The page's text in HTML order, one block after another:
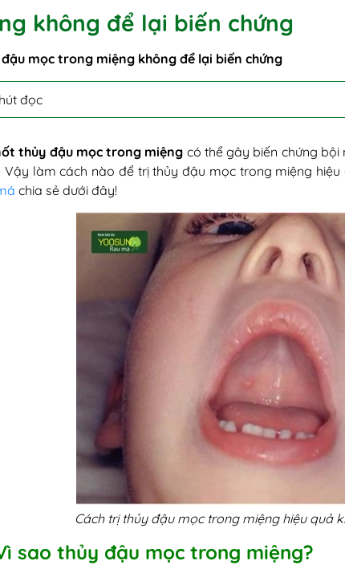
không để lại biến chứng
mọc trong miệng không để lại biến chứng
đọc
thủy đậu mọc trong miệng có thể gây biến chứng bội
Vậy làm cách nào để trị thủy đậu mọc trong miệng
chia sẻ dưới đây!
Cách trị thủy đậu mọc trong miệng hiệu quả
sao thủy đậu mọc trong miệng?